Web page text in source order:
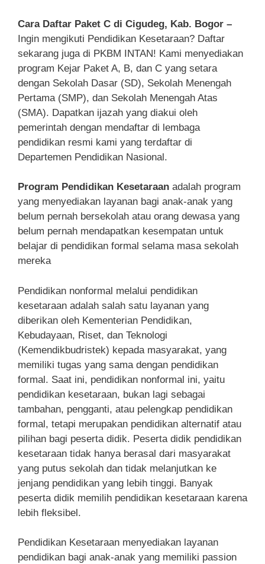
Cara Daftar Paket C di Cigudeg, Kab. Bogor –
Ingin mengikuti Pendidikan Kesetaraan? Daftar
sekarang juga di PKBM INTAN! Kami menyediakan
program Kejar Paket A, B, dan C yang setara
dengan Sekolah Dasar (SD), Sekolah Menengah
Pertama (SMP), dan Sekolah Menengah Atas
(SMA). Dapatkan ijazah yang diakui oleh
pemerintah dengan mendaftar di lembaga
pendidikan resmi kami yang terdaftar di
Departemen Pendidikan Nasional.
Program Pendidikan Kesetaraan adalah program
yang menyediakan layanan bagi anak-anak yang
belum pernah bersekolah atau orang dewasa yang
belum pernah mendapatkan kesempatan untuk
belajar di pendidikan formal selama masa sekolah
mereka
Pendidikan nonformal melalui pendidikan
kesetaraan adalah salah satu layanan yang
diberikan oleh Kementerian Pendidikan,
Kebudayaan, Riset, dan Teknologi
(Kemendikbudristek) kepada masyarakat, yang
memiliki tugas yang sama dengan pendidikan
formal. Saat ini, pendidikan nonformal ini, yaitu
pendidikan kesetaraan, bukan lagi sebagai
tambahan, pengganti, atau pelengkap pendidikan
formal, tetapi merupakan pendidikan alternatif atau
pilihan bagi peserta didik. Peserta didik pendidikan
kesetaraan tidak hanya berasal dari masyarakat
yang putus sekolah dan tidak melanjutkan ke
jenjang pendidikan yang lebih tinggi. Banyak
peserta didik memilih pendidikan kesetaraan karena
lebih fleksibel.
Pendidikan Kesetaraan menyediakan layanan
pendidikan bagi anak-anak yang memiliki passion